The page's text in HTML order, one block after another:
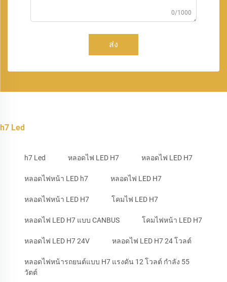
0/1000
ส่ง
h7 Led
h7 Led หลอดไฟ LED H7 หลอดไฟ LED H7
หลอดไฟหน้า LED h7 หลอดไฟ LED H7
หลอดไฟหน้า LED H7 โคมไฟ LED H7
หลอดไฟ LED H7 แบบ CANBUS โคมไฟหน้า LED H7
หลอดไฟ LED H7 24V หลอดไฟ LED H7 24 โวลต์
หลอดไฟหน้ารถยนต์แบบ H7 แรงดัน 12 โวลต์ กำลัง 55
วัตต์